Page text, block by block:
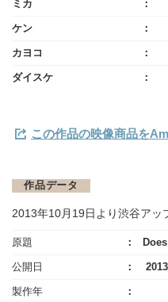
ミカ
ケン
カヨコ
ダイスケ
この作品の映像商品を
作品データ
2013年10月19日より渋谷アッ
原題
公開日
製作年